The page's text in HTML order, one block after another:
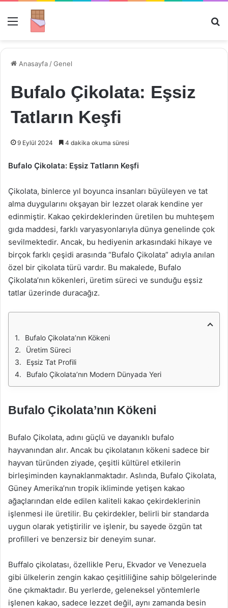
Menü
Anasayfa /Genel
Bufalo Çikolata: Eşsiz
Tatların Keşfi
9 Eylül 2024 4 dakika okuma süresi
Bufalo Çikolata: Eşsiz Tatların Keşfi
Çikolata, binlerce yıl boyunca insanları büyüleyen ve tat
alma duygularını okşayan bir lezzet olarak kendine yer
edinmiştir. Kakao çekirdeklerinden üretilen bu muhteşem
gıda maddesi, farklı varyasyonlarıyla dünya genelinde çok
sevilmektedir. Ancak, bu hediyenin arkasındaki hikaye ve
birçok farklı çeşidi arasında “Bufalo Çikolata” adıyla anılan
özel bir çikolata türü vardır. Bu makalede, Bufalo
Çikolata’nın kökenleri, üretim süreci ve sunduğu eşsiz
tatlar üzerinde duracağız.
Bufalo Çikolata’nın Kökeni
Üretim Süreci
Eşsiz Tat Profili
Bufalo Çikolata’nın Modern Dünyada Yeri
Bufalo Çikolata’nın Kökeni
Bufalo Çikolata, adını güçlü ve dayanıklı bufalo
hayvanından alır. Ancak bu çikolatanın kökeni sadece bir
hayvan türünden ziyade, çeşitli kültürel etkilerin
birleşiminden kaynaklanmaktadır. Aslında, Bufalo Çikolata,
Güney Amerika’nın tropik ikliminde yetişen kakao
ağaçlarından elde edilen kaliteli kakao çekirdeklerinin
işlenmesi ile üretilir. Bu çekirdekler, belirli bir standarda
uygun olarak yetiştirilir ve işlenir, bu sayede özgün tat
profilleri ve benzersiz bir deneyim sunar.
Buffalo çikolatası, özellikle Peru, Ekvador ve Venezuela
gibi ülkelerin zengin kakao çeşitliliğine sahip bölgelerinde
öne çıkmaktadır. Bu yerlerde, geleneksel yöntemlerle
işlenen kakao, sadece lezzet değil, aynı zamanda besin